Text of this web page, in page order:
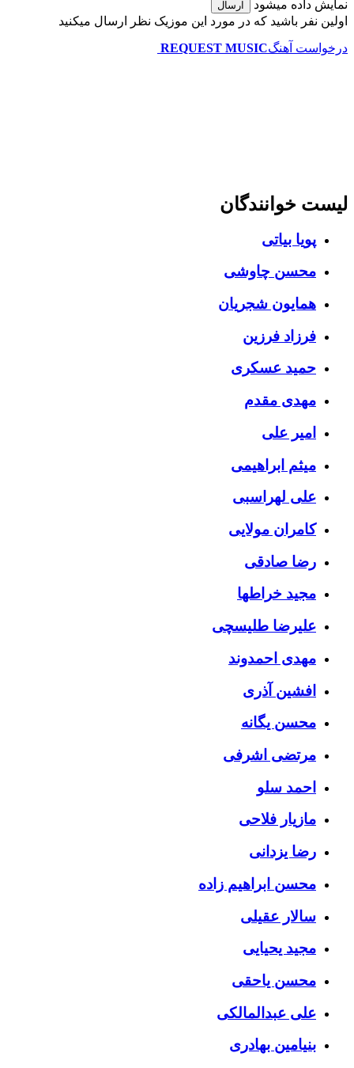
نمایش داده میشود ارسال
اولین نفر باشید که در مورد این موزیک نظر ارسال میکنید
درخواست آهنگREQUEST MUSIC
لیست خوانندگان
پویا بیاتی
محسن چاوشی
همایون شجریان
فرزاد فرزین
حمید عسکری
مهدی مقدم
امیر علی
میثم ابراهیمی
علی لهراسبی
کامران مولایی
رضا صادقی
مجید خراطها
علیرضا طلیسچی
مهدی احمدوند
افشین آذری
محسن یگانه
مرتضی اشرفی
احمد سلو
مازیار فلاحی
رضا یزدانی
محسن ابراهیم زاده
سالار عقیلی
مجید یحیایی
محسن یاحقی
علی عبدالمالکی
بنیامین بهادری